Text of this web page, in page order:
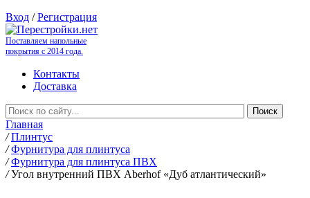
Вход /Регистрация
Поставляем напольные
покрытия с 2014 года.
Контакты
Доставка
Главная
/ Плинтус
/ Фурнитура для плинтуса
/ Фурнитура для плинтуса ПВХ
/ Угол внутренний ПВХ Aberhof «Дуб атлантический»